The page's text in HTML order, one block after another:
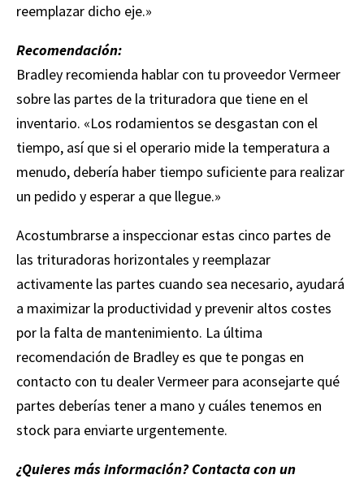
reemplazar dicho eje.»
Recomendación:
Bradley recomienda hablar con tu proveedor Vermeer
sobre las partes de la trituradora que tiene en el
inventario. «Los rodamientos se desgastan con el
tiempo, así que si el operario mide la temperatura a
menudo, debería haber tiempo suficiente para realizar
un pedido y esperar a que llegue.»
Acostumbrarse a inspeccionar estas cinco partes de
las trituradoras horizontales y reemplazar
activamente las partes cuando sea necesario, ayudará
a maximizar la productividad y prevenir altos costes
por la falta de mantenimiento. La última
recomendación de Bradley es que te pongas en
contacto con tu dealer Vermeer para aconsejarte qué
partes deberías tener a mano y cuáles tenemos en
stock para enviarte urgentemente.
¿Quieres más información? Contacta con un